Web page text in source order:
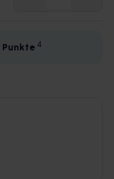
Punkte 4